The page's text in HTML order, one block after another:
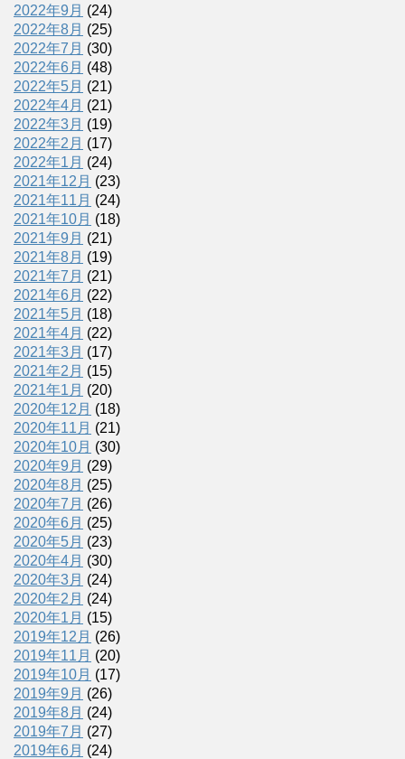
2022年9月 (24)
2022年8月 (25)
2022年7月 (30)
2022年6月 (48)
2022年5月 (21)
2022年4月 (21)
2022年3月 (19)
2022年2月 (17)
2022年1月 (24)
2021年12月 (23)
2021年11月 (24)
2021年10月 (18)
2021年9月 (21)
2021年8月 (19)
2021年7月 (21)
2021年6月 (22)
2021年5月 (18)
2021年4月 (22)
2021年3月 (17)
2021年2月 (15)
2021年1月 (20)
2020年12月 (18)
2020年11月 (21)
2020年10月 (30)
2020年9月 (29)
2020年8月 (25)
2020年7月 (26)
2020年6月 (25)
2020年5月 (23)
2020年4月 (30)
2020年3月 (24)
2020年2月 (24)
2020年1月 (15)
2019年12月 (26)
2019年11月 (20)
2019年10月 (17)
2019年9月 (26)
2019年8月 (24)
2019年7月 (27)
2019年6月 (24)